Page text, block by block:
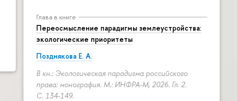
Глава в книге
Переосмысление парадигмы землеустройства:
экологические приоритеты
Позднякова Е. А.
В кн.: Экологическая парадигма российского
права: монография. М.: ИНФРА-М, 2026. Гл. 2.
С. 134-149.